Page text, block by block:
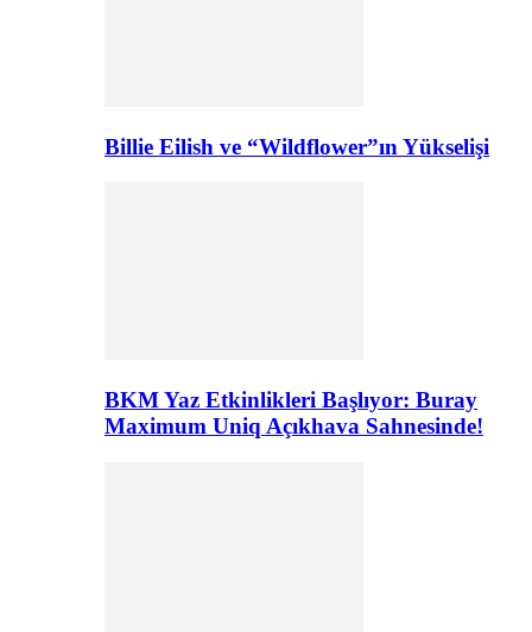
Billie Eilish ve “Wildflower”ın Yükselişi
BKM Yaz Etkinlikleri Başlıyor: Buray
Maximum Uniq Açıkhava Sahnesinde!